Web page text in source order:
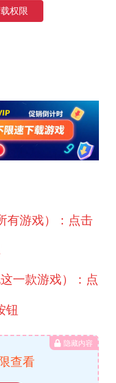
权限
有游戏）：点击
一款游戏）：点
钮
隐藏内容
查看